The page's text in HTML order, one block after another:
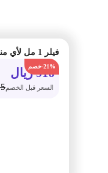
-21%
916 ريال
السعر قبل الخصم1,155